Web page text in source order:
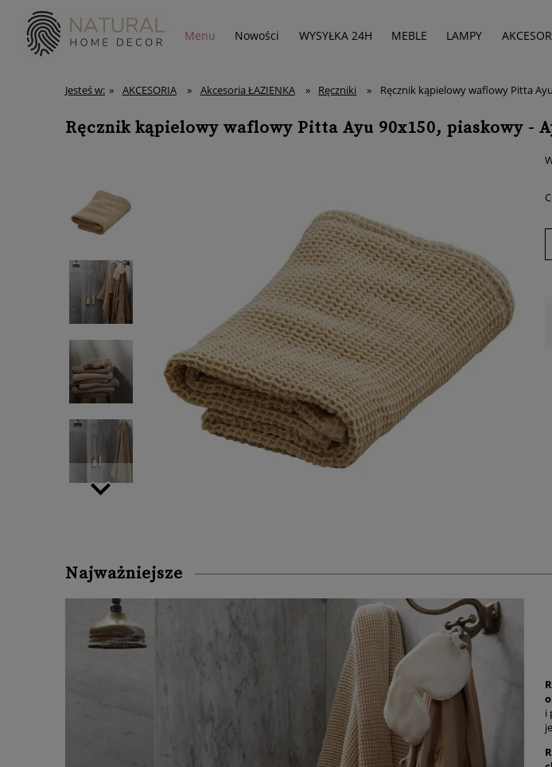
Menu Nowości WYSYŁKA 24H MEBLE LAMPY
Jesteś w: » AKCESORIA » Akcesoria ŁAZIENKA » Ręczniki » Ręcznik kąpielowy waflowy Pitta
Ręcznik kąpielowy waflowy Pitta Ayu 90x150, piaskowy -
Najważniejsze
i